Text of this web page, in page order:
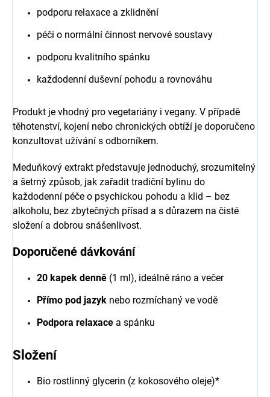
podporu relaxace a zklidnění
péči o normální činnost nervové soustavy
podporu kvalitního spánku
každodenní duševní pohodu a rovnováhu
Produkt je vhodný pro vegetariány i vegany. V případě
těhotenství, kojení nebo chronických obtíží je doporučeno
konzultovat užívání s odborníkem.
Meduňkový extrakt představuje jednoduchý, srozumitelný
a šetrný způsob, jak zařadit tradiční bylinu do
každodenní péče o psychickou pohodu a klid – bez
alkoholu, bez zbytečných přísad a s důrazem na čisté
složení a dobrou snášenlivost.
Doporučené dávkování
20 kapek denně (1 ml), ideálně ráno a večer
Přímo pod jazyk nebo rozmíchaný ve vodě
Podpora relaxace a spánku
Složení
Bio rostlinný glycerin (z kokosového oleje)*